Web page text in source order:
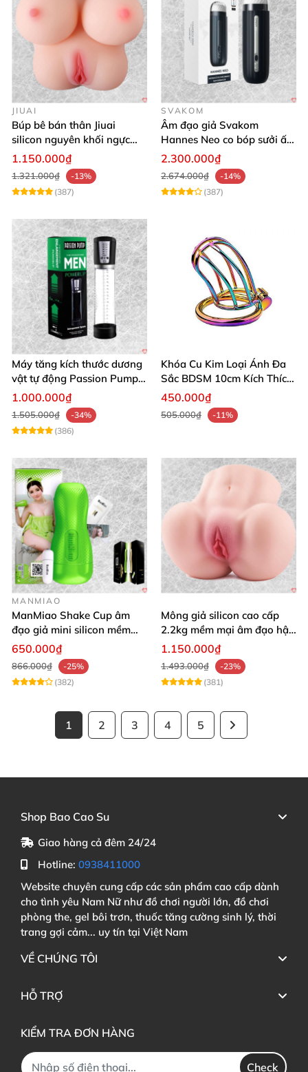
JIUAI
Búp bê bán thân Jiuai
silicon nguyên khối ngực
âm đạo thật
1.150.000₫
1.321.000₫
-13%
(387)
SVAKOM
Âm đạo giả Svakom
Hannes Neo co bóp sưởi ấm
app điều khiển tiện lợi
2.300.000₫
2.674.000₫
-14%
(387)
Máy tăng kích thước dương
vật tự động Passion Pump
sạc tiện lợi
1.000.000₫
1.505.000₫
-34%
(386)
Khóa Cu Kim Loại Ánh Đa
Sắc BDSM 10cm Kích Thích
Cao
450.000₫
505.000₫ -11%
MANMIAO
ManMiao Shake Cup âm
đạo giả mini silicon mềm
mại kích thích mạnh
650.000₫
866.000₫
-25%
(382)
Mông giả silicon cao cấp
2.2kg mềm mại âm đạo hậu
môn khít
1.150.000₫
1.493.000₫
-23%
(381)
1 2 3 4 5
Shop Bao Cao Su
Giao hàng cả đêm 24/24
Hotline: 0938411000
Website chuyên cung cấp các sản phẩm cao cấp dành
cho tình yêu Nam Nữ như đồ chơi người lớn, đồ chơi
phòng the, gel bôi trơn, thuốc tăng cường sinh lý, thời
trang gợi cảm... uy tín tại Việt Nam
VỀ CHÚNG TÔI
HỖ TRỢ
KIỂM TRA ĐƠN HÀNG
Check